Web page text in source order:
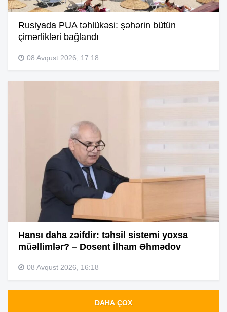
Rusiyada PUA təhlükəsi: şəhərin bütün
çimərlikləri bağlandı
08 Avqust 2026, 17:18
Hansı daha zəifdir: təhsil sistemi yoxsa
müəllimlər? – Dosent İlham Əhmədov
08 Avqust 2026, 16:18
DAHA ÇOX